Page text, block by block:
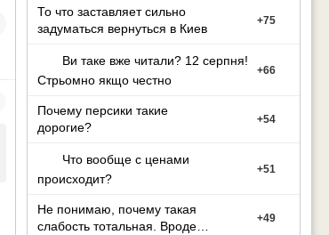
То что заставляет сильно
задуматься вернуться в Киев
+75
Ви таке вже читали? 12 серпня!
Стрьомно якщо честно
+66
Почему персики такие
дорогие?
+54
Что вообще с ценами
происходит?
+51
Не понимаю, почему такая
слабость тотальная. Вроде
+49